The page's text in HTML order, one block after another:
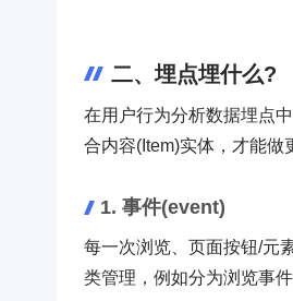
二、埋点埋什么?
在用户行为分析数据埋点
合内容(Item)实体，才能做
1. 事件(event)
每一次浏览、页面按钮/元
类管理，例如分为浏览事